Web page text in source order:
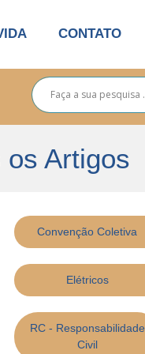
CONTATO
os Artigos
Convenção Coletiva
Elétricos
RC - Responsabilidade
Civil